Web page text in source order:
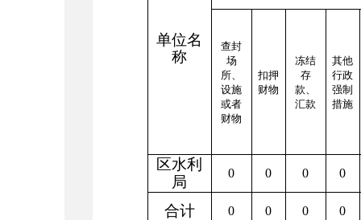
单位名
称
查封
场
所、
设施
或者
财物
扣押
财物
冻结
存
款、
汇款
其他
行政
强制
措施
区水利
局
0 0 0 0
合计 0 0 0 0